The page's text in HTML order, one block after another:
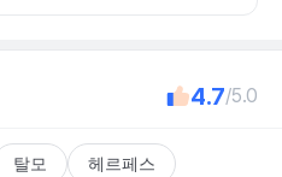
4.7/5.0
탈모 헤르페스